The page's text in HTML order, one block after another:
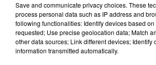
dépôt de cookies que vous avez
souhaitez l'afficher, merci de nous
en cliquant sur le bouton ci-
Save and communicate privacy choices. These
process personal data such as IP address and
following functionalities: Identify devices based
requested; Use precise geolocation data; Match
other data sources; Link different devices; Identify
information transmitted automatically.